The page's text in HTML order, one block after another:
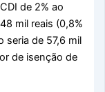
de 2% ao
mil reais (0,8%
seria de 57,6 mil
de isenção de